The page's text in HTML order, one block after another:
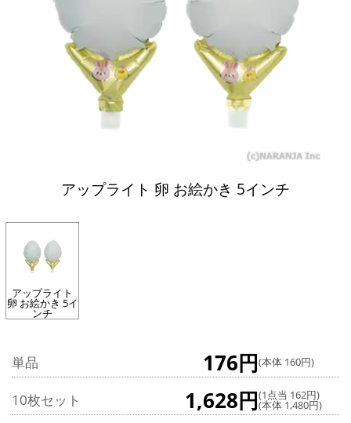
アップライト 卵 お絵かき 5インチ
アップライト
卵 お絵かき 5イ
ンチ
単品 176円(本体 160円)
10枚セット 1,628円(1点当 162円)
(本体 1,480円)